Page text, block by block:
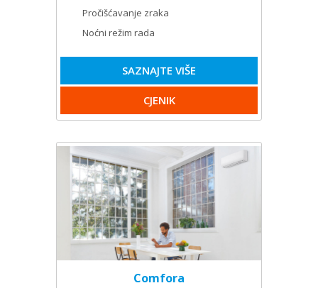
Pročišćavanje zraka
Noćni režim rada
SAZNAJTE VIŠE
CJENIK
Comfora